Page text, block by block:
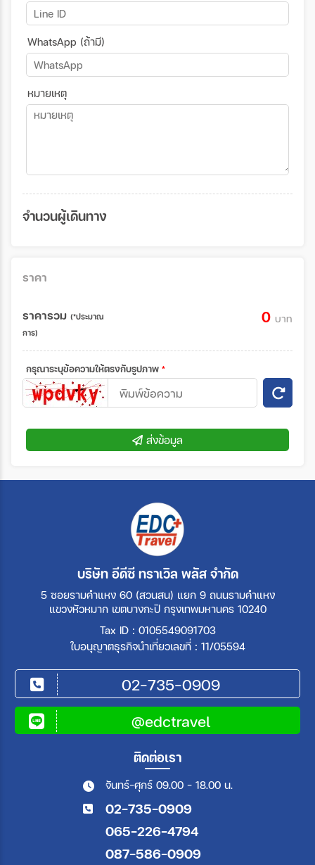
WhatsApp (ถ้ามี)
หมายเหตุ
จำนวนผู้เดินทาง
ราคา
ราคารวม (*ประมาณ
การ)
0 บาท
กรุณาระบุข้อความให้ตรงกับรูปภาพ *
ส่งข้อมูล
บริษัท อีดีซี ทราเวิล พลัส จำกัด
5 ซอยรามคำแหง 60 (สวนสน) แยก 9 ถนนรามคำแหง
แขวงหัวหมาก เขตบางกะปิ กรุงเทพมหานคร 10240
Tax ID : 0105549091703
ใบอนุญาตธุรกิจนำเที่ยวเลขที่ : 11/05594
02-735-0909
@edctravel
ติดต่อเรา
จันทร์-ศุกร์ 09.00 - 18.00 น.
02-735-0909
065-226-4794
087-586-0909